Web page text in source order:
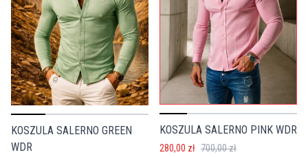
KOSZULA SALERNO GREEN
WDR
KOSZULA SALERNO PINK WDR
280,00 zł 700,00 zł